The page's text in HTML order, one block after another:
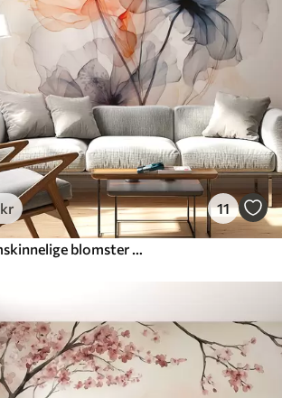
kr 11